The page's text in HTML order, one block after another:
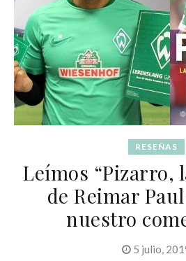
RESEÑAS
Leímos “Pizarro,
de Reimar
nuestro
5 julio,